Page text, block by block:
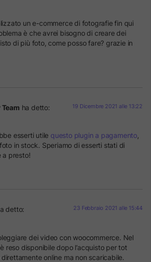
un e-commerce di fotografie fin qui
è che avrei bisogno di creare dei
di più foto, come posso fare? grazie in
Team ha detto: 19 Dicembre 2021 alle 13:22
esserti utile questo plugin a pagamento
in stock. Speriamo di esserti stati di
a presto!
detto: 23 Febbraio 2021 alle 15:44
dei video con woocommerce. Nel
reso disponibile dopo l’acquisto per tot
online ma non scaricabile.